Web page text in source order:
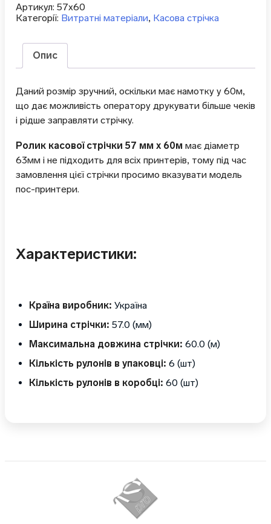
Артикул: 57х60
Категорії: Витратні матеріали, Касова стрічка
Опис
Даний розмір зручний, оскільки має намотку у 60м,
що дає можливість оператору друкувати більше чеків
і рідше заправляти стрічку.
Ролик касової стрічки 57 мм х 60м має діаметр
63мм і не підходить для всіх принтерів, тому під час
замовлення цієї стрічки просимо вказувати модель
пос-принтери.
Характеристики:
Країна виробник: Україна
Ширина стрічки: 57.0 (мм)
Максимальна довжина стрічки: 60.0 (м)
Кількість рулонів в упаковці: 6 (шт)
Кількість рулонів в коробці: 60 (шт)